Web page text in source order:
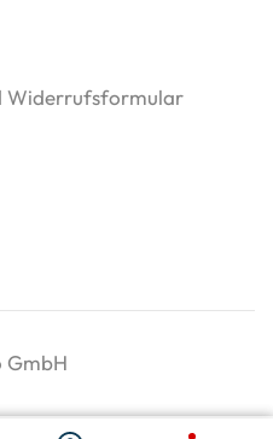
Widerrufsformular